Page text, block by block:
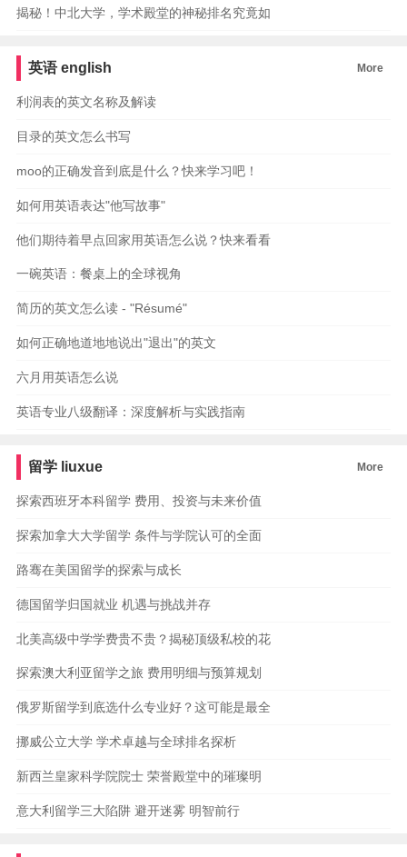
揭秘！中北大学，学术殿堂的神秘排名究竟如
英语english More
利润表的英文名称及解读
目录的英文怎么书写
moo的正确发音到底是什么？快来学习吧！
如何用英语表达"他写故事"
他们期待着早点回家用英语怎么说？快来看看
一碗英语：餐桌上的全球视角
简历的英文怎么读 - "Résumé"
如何正确地道地地说出"退出"的英文
六月用英语怎么说
英语专业八级翻译：深度解析与实践指南
留学 liuxue More
探索西班牙本科留学 费用、投资与未来价值
探索加拿大大学留学 条件与学院认可的全面
路骞在美国留学的探索与成长
德国留学归国就业 机遇与挑战并存
北美高级中学学费贵不贵？揭秘顶级私校的花
探索澳大利亚留学之旅 费用明细与预算规划
俄罗斯留学到底选什么专业好？这可能是最全
挪威公立大学 学术卓越与全球排名探析
新西兰皇家科学院院士 荣誉殿堂中的璀璨明
意大利留学三大陷阱 避开迷雾 明智前行